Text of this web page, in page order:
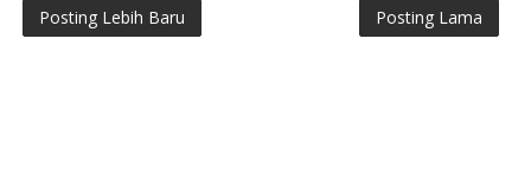
Posting Lebih Baru Posting Lama